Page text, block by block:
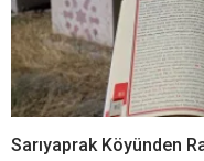
Sarıyaprak Köyünden